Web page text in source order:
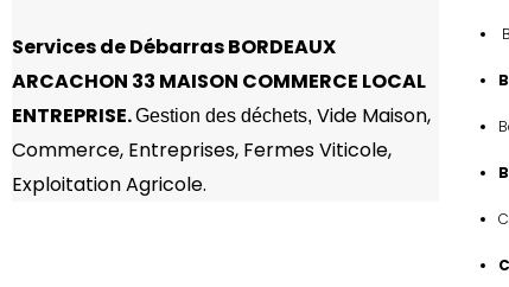
Services de Débarras BORDEAUX
ARCACHON 33 MAISON COMMERCE LOCAL
ENTREPRISE.Gestion des déchets, Vide Maison,
Commerce, Entreprises, Fermes Viticole,
Exploitation Agricole.